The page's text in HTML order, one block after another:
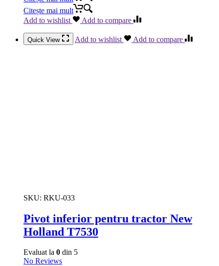
Citește mai mult
Add to wishlist
Add to compare
Quick View Add to wishlist Add to compare
SKU: RKU-033
Pivot inferior pentru tractor New
Holland T7530
Evaluat la 0 din 5
No Reviews